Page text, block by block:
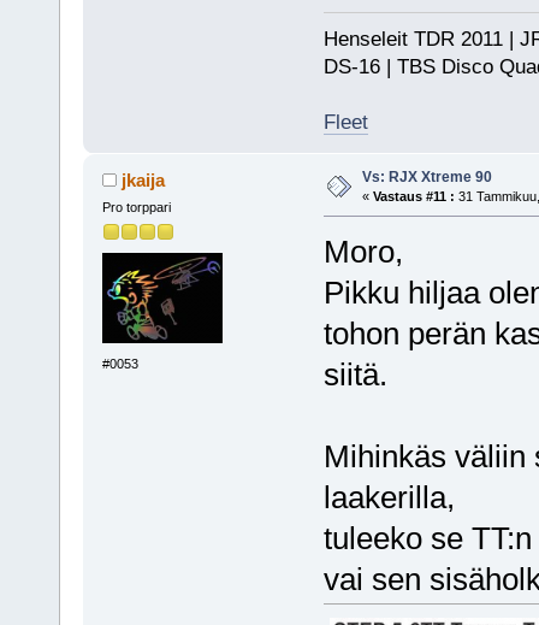
Henseleit TDR 2011 |
DS-16 | TBS Disco
Fleet
jkaija
Pro torppari
#0053
Vs: RJX Xtreme 90
« Vastaus #11 : 31
Moro,
Pikku hiljaa
tohon perän
siitä.
Mihinkäs väliin
laakerilla,
tuleeko se
vai sen